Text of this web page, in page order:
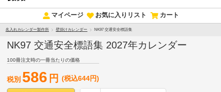
マイページ お気に入りリスト カート
名入れカレンダー製作所 壁掛けカレンダー NK97 交通安全標語集
NK97 交通安全標語集 2027年カレンダー
100冊注文時の一冊当たりの価格
税別 586 円 (税込644円)